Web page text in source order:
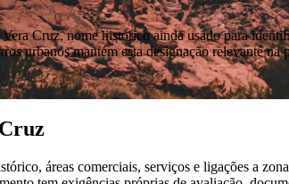
Cruz, nome histórico ainda usado para
urbanos mantém esta designação relevante na
áreas comerciais, serviços e ligações a